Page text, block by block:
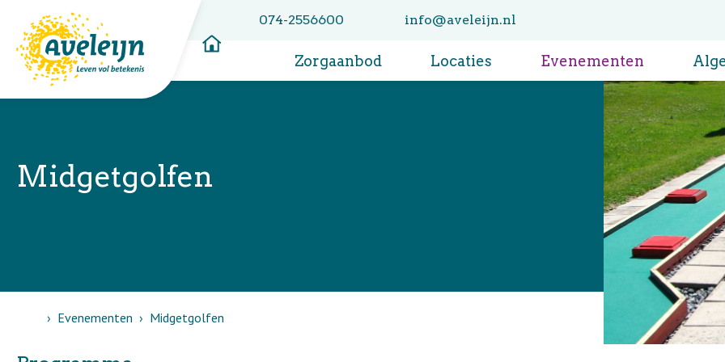
074-2556600
info@aveleijn.nl
Zorgaanbod Locaties Evenementen
Midgetgolfen
HomeEvenementen Midgetgolfen